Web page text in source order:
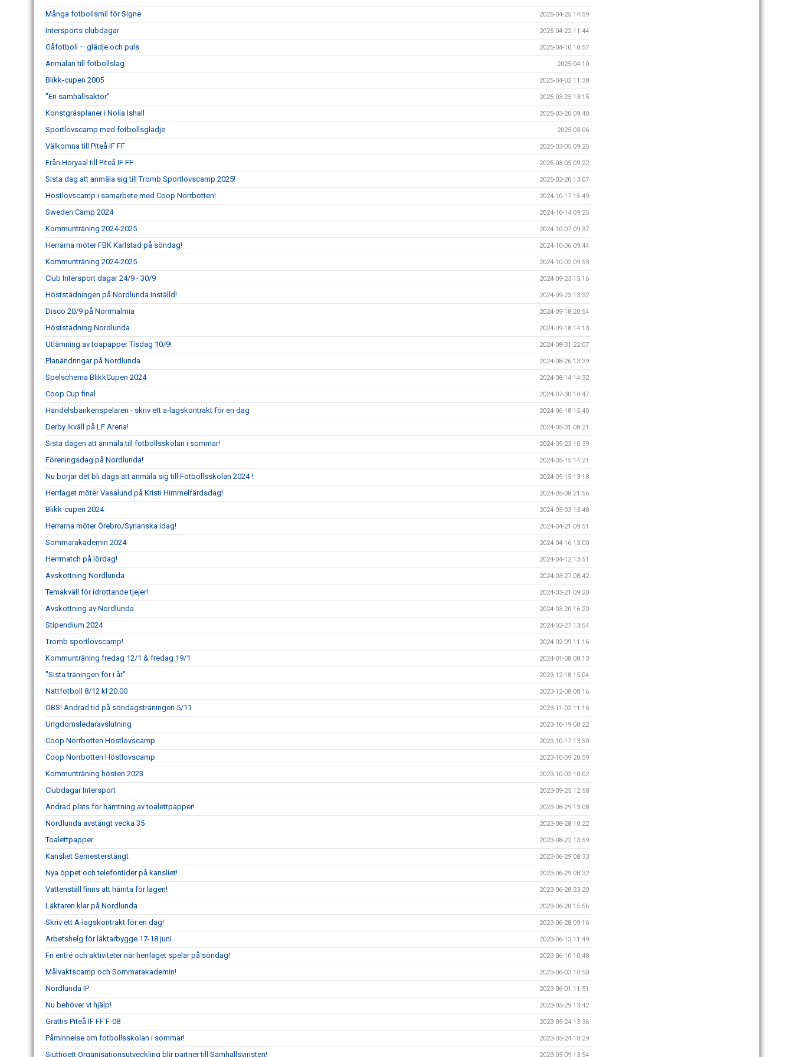
Många fotbollsmil för Signe 2025-04-25 14:59
Intersports clubdagar 2025-04-22 11:44
Gåfotboll – glädje och puls 2025-04-10 10:57
Anmälan till fotbollslag 2025-04-10
Blikk-cupen 2005 2025-04-02 11:38
"En samhällsaktör" 2025-03-25 13:15
Konstgräsplaner i Nolia Ishall 2025-03-20 09:40
Sportlovscamp med fotbollsglädje 2025-03-06
Välkomna till Piteå IF FF 2025-03-05 09:25
Från Horyaal till Piteå IF FF 2025-03-05 09:22
Sista dag att anmäla sig till Tromb Sportlovscamp 2025! 2025-02-20 13:07
Höstlovscamp i samarbete med Coop Norrbotten! 2024-10-17 15:49
Sweden Camp 2024 2024-10-14 09:25
Kommunträning 2024-2025 2024-10-07 09:37
Herrarna möter FBK Karlstad på söndag! 2024-10-06 09:44
Kommunträning 2024-2025 2024-10-02 09:53
Club Intersport dagar 24/9 - 30/9 2024-09-23 15:16
Höststädningen på Nordlunda Inställd! 2024-09-23 13:32
Disco 20/9 på Norrmalmia 2024-09-18 20:54
Höststädning Nordlunda 2024-09-18 14:13
Utlämning av toapapper Tisdag 10/9! 2024-08-31 22:07
Planändringar på Nordlunda 2024-08-26 13:39
Spelschema BlikkCupen 2024 2024-08-14 14:32
Coop Cup final 2024-07-30 10:47
Handelsbankenspelaren - skriv ett a-lagskontrakt för en dag 2024-06-18 15:40
Derby ikväll på LF Arena! 2024-05-31 08:21
Sista dagen att anmäla till fotbollsskolan i sommar! 2024-05-23 10:39
Föreningsdag på Nordlunda! 2024-05-15 14:21
Nu börjar det bli dags att anmäla sig till Fotbollsskolan 2024 ! 2024-05-15 13:18
Herrlaget möter Vasalund på Kristi Himmelfärdsdag! 2024-05-08 21:56
Blikk-cupen 2024 2024-05-03 13:48
Herrarna möter Örebro/Syrianska idag! 2024-04-21 09:51
Sommarakademin 2024 2024-04-16 13:00
Herrmatch på lördag! 2024-04-12 13:51
Avskottning Nordlunda 2024-03-27 08:42
Temakväll för idrottande tjejer! 2024-03-21 09:20
Avskottning av Nordlunda 2024-03-20 16:20
Stipendium 2024 2024-02-27 13:54
Tromb sportlovscamp! 2024-02-09 11:16
Kommunträning fredag 12/1 & fredag 19/1 2024-01-08 08:13
"Sista träningen för i år" 2023-12-18 15:04
Nattfotboll 8/12 kl 20.00 2023-12-08 08:16
OBS! Ändrad tid på söndagsträningen 5/11 2023-11-02 11:16
Ungdomsledaravslutning 2023-10-19 08:22
Coop Norrbotten Höstlovscamp 2023-10-17 13:50
Coop Norrbotten Höstlovscamp 2023-10-09 20:59
Kommunträning hösten 2023 2023-10-02 10:02
Clubdagar Intersport 2023-09-25 12:58
Ändrad plats för hämtning av toalettpapper! 2023-08-29 13:08
Nordlunda avstängt vecka 35 2023-08-28 10:22
Toalettpapper 2023-08-22 13:59
Kansliet Semesterstängt 2023-06-29 08:33
Nya öppet och telefontider på kansliet! 2023-06-29 08:32
Vattenställ finns att hämta för lagen! 2023-06-28 23:20
Läktaren klar på Nordlunda 2023-06-28 15:56
Skriv ett A-lagskontrakt för en dag! 2023-06-28 09:16
Arbetshelg för läktarbygge 17-18 juni 2023-06-13 11:49
Fri entré och aktiviteter när herrlaget spelar på söndag! 2023-06-10 10:48
Målvaktscamp och Sommarakademin! 2023-06-03 10:50
Nordlunda IP 2023-06-01 11:51
Nu behöver vi hjälp! 2023-05-29 13:42
Grattis Piteå IF FF F-08 2023-05-24 13:36
Påminnelse om fotbollsskolan i sommar! 2023-05-24 10:29
Sjuttioett Organisationsutveckling blir partner till Samhällsvinsten! 2023-05-09 13:54